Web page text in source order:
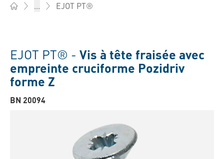
... EJOT PT®
EJOT PT® - Vis à tête fraisée avec
empreinte cruciforme Pozidriv
forme Z
BN 20094